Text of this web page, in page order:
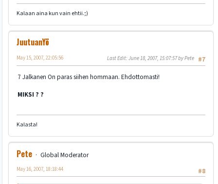
Kalaan aina kun vain ehtii.;)
JuutuanYö
#7
May 15, 2007, 22:05:56 Last Edit: June 18, 2007, 15:07:57 by Pete
7 Jalkanen On paras siihen hommaan. Ehdottomasti!
MIKSI ? ?
Kalasta!
Pete
Global Moderator
#8
May 16, 2007, 18:18:44